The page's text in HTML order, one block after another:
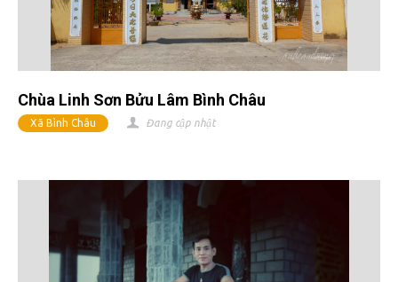
Chùa Linh Sơn Bửu Lâm Bình Châu
Xã Bình Châu Đang cập nhật